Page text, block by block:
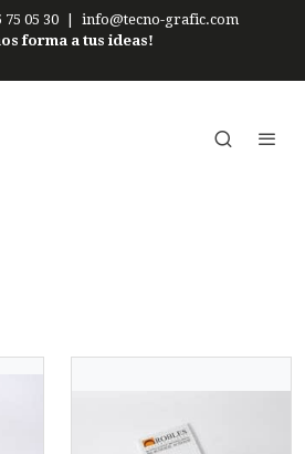
75 05 30
info@tecno-grafic.com
forma a tus ideas!